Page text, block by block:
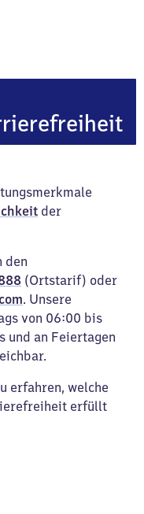
der
den
(Ortstarif) oder
. Unsere
von 06:00 bis
und an Feiertagen
erfahren, welche
erfüllt